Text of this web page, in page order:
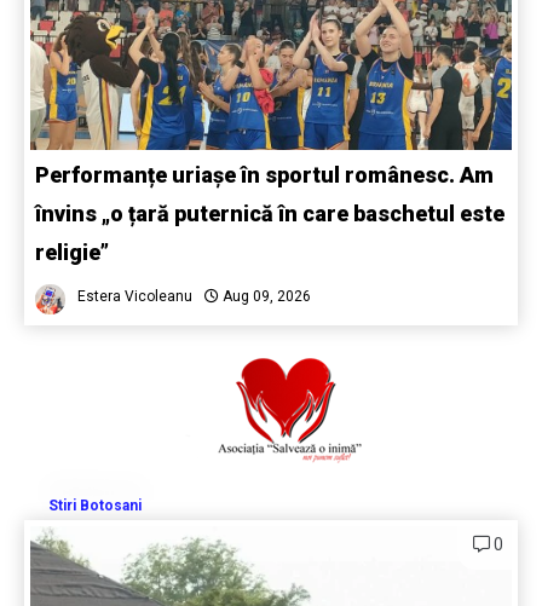
Performanțe uriașe în sportul românesc. Am
învins „o țară puternică în care baschetul este
religie”
Estera Vicoleanu Aug 09, 2026
Stiri Botosani
0